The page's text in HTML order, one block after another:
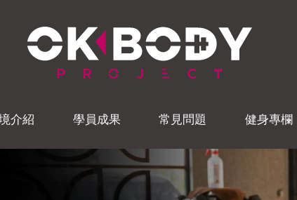
介紹 學員成果 常見問題 健身專欄